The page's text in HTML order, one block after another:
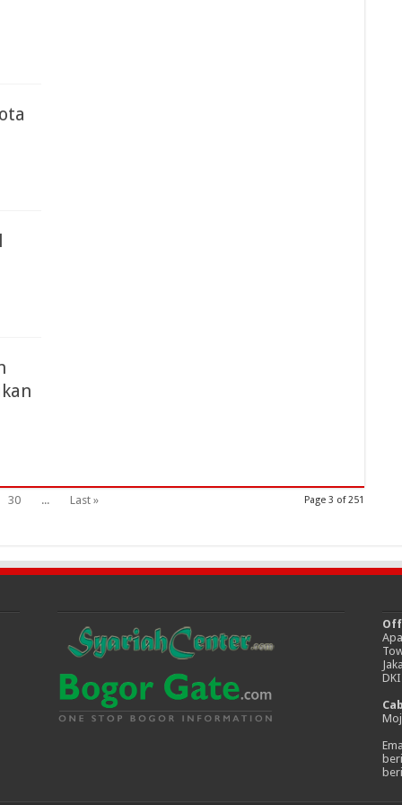
Page 3 of 251
30 ... Last »